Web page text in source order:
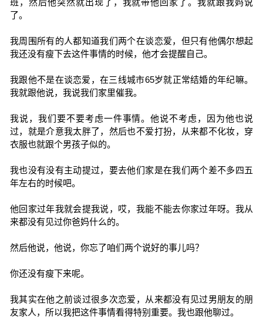
班，然后他突然就出现了，我就带他回家了。我就跟我妈说
了。
我周围所有的人都知道我们两个在谈恋爱，但只有他偶尔想起
我还没有瘦下去这件事情的时候，他才会提醒自己。
我跟他不是在谈恋爱，在三线城市65岁就正常结婚的年纪嘛。
我就跟他说，我说我们家里催我。
我说，我们要不要考虑一件事情。他说不考虑，因为他也说
过，就是介意我太胖了，然后也不爱打扮，从来都不化妆，穿
衣服也就跟个男孩子似的。
我也没有没有主动提过，要去他们家是在我们两个差不多四五
年左右的时候吧。
他回家过年我就会提我说，哎，我能不能去你家过年呀。我从
来都没有见过你爸妈什么的。
然后他说，他说，你忘了咱们两个说好的事儿吗？
你还没有瘦下来呢。
我其实在他之前谈过很多次恋爱，从来都没有见过男朋友的朋
友家人，所以我把这件事情看得特别重要。我也跟他聊过。